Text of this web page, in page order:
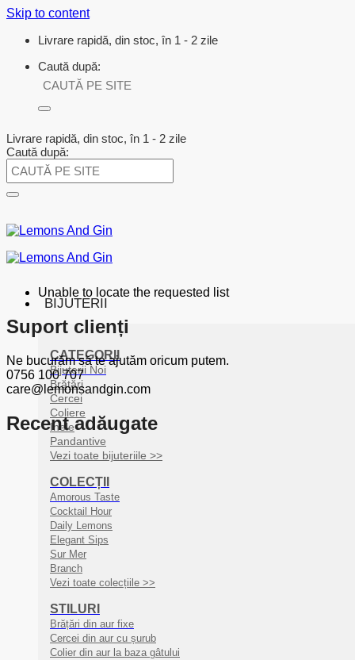
Skip to content
Livrare rapidă, din stoc, în 1 - 2 zile
Caută după:
Livrare rapidă, din stoc, în 1 - 2 zile
Caută după:
BIJUTERII
CATEGORII
Bijuterii Noi
Brățări
Cercei
Coliere
Inele
Pandantive
Vezi toate bijuteriile >>
COLECȚII
Amorous Taste
Cocktail Hour
Daily Lemons
Elegant Sips
Sur Mer
Branch
Vezi toate colecțiile >>
STILURI
Brățări din aur fixe
Cercei din aur cu șurub
Colier din aur la baza gâtului
Unable to locate the requested list
Suport clienți
Ne bucurăm să te ajutăm oricum putem.
0756 100 707
care@lemonsandgin.com
Recent adăugate